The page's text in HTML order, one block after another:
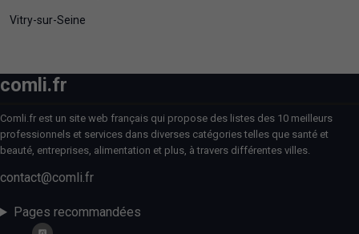
Vitry-sur-Seine
comli.fr
Comli.fr est un site web français qui propose des listes des 10 meilleurs
professionnels et services dans diverses catégories telles que santé et
beauté, entreprises, alimentation et plus, à travers différentes villes.
contact@comli.fr
Pages recommandées